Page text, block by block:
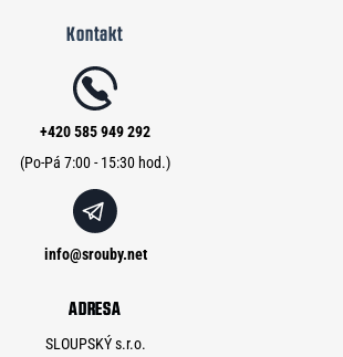
Kontakt
info@srouby.net
+420 585 949 292
ADRESA
SLOUPSKÝ s.r.o.